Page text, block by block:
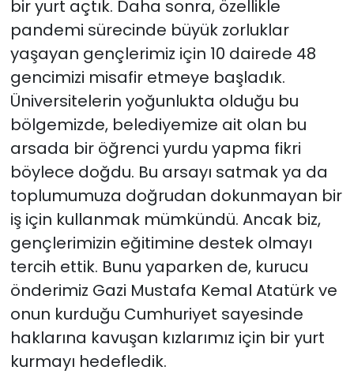
bir yurt açtık. Daha sonra, özellikle
pandemi sürecinde büyük zorluklar
yaşayan gençlerimiz için 10 dairede 48
gencimizi misafir etmeye başladık.
Üniversitelerin yoğunlukta olduğu bu
bölgemizde, belediyemize ait olan bu
arsada bir öğrenci yurdu yapma fikri
böylece doğdu. Bu arsayı satmak ya da
toplumumuza doğrudan dokunmayan bir
iş için kullanmak mümkündü. Ancak biz,
gençlerimizin eğitimine destek olmayı
tercih ettik. Bunu yaparken de, kurucu
önderimiz Gazi Mustafa Kemal Atatürk ve
onun kurduğu Cumhuriyet sayesinde
haklarına kavuşan kızlarımız için bir yurt
kurmayı hedefledik.